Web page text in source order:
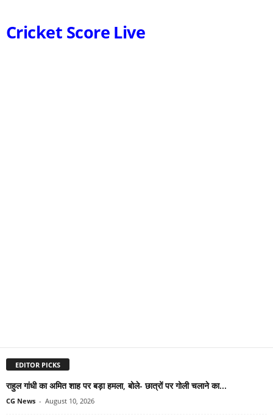
Cricket Score Live
EDITOR PICKS
राहुल गांधी का अमित शाह पर बड़ा हमला, बोले- छात्रों पर गोली चलाने का...
CG News - August 10, 2026